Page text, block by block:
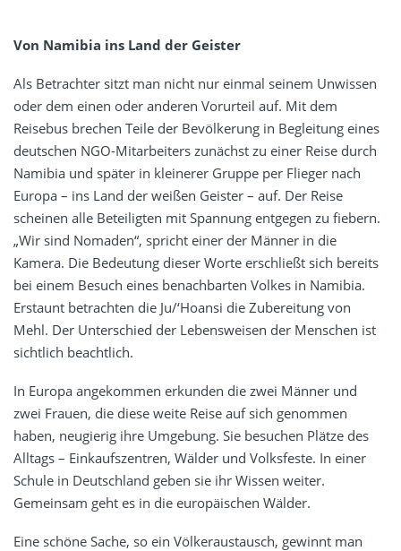
Von Namibia ins Land der Geister
Als Betrachter sitzt man nicht nur einmal seinem Unwissen
oder dem einen oder anderen Vorurteil auf. Mit dem
Reisebus brechen Teile der Bevölkerung in Begleitung eines
deutschen NGO-Mitarbeiters zunächst zu einer Reise durch
Namibia und später in kleinerer Gruppe per Flieger nach
Europa – ins Land der weißen Geister – auf. Der Reise
scheinen alle Beteiligten mit Spannung entgegen zu fiebern.
„Wir sind Nomaden“, spricht einer der Männer in die
Kamera. Die Bedeutung dieser Worte erschließt sich bereits
bei einem Besuch eines benachbarten Volkes in Namibia.
Erstaunt betrachten die Ju/‘Hoansi die Zubereitung von
Mehl. Der Unterschied der Lebensweisen der Menschen ist
sichtlich beachtlich.
In Europa angekommen erkunden die zwei Männer und
zwei Frauen, die diese weite Reise auf sich genommen
haben, neugierig ihre Umgebung. Sie besuchen Plätze des
Alltags – Einkaufszentren, Wälder und Volksfeste. In einer
Schule in Deutschland geben sie ihr Wissen weiter.
Gemeinsam geht es in die europäischen Wälder.
Eine schöne Sache, so ein Völkeraustausch, gewinnt man